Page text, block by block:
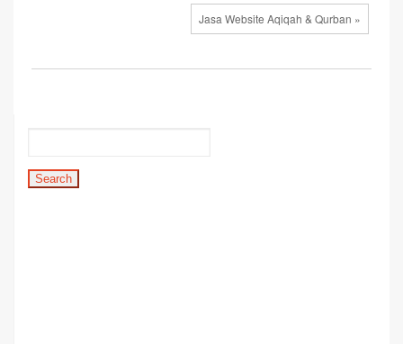
Jasa Website Aqiqah & Qurban »